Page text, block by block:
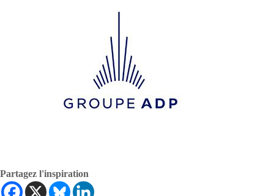
Partagez l'inspiration